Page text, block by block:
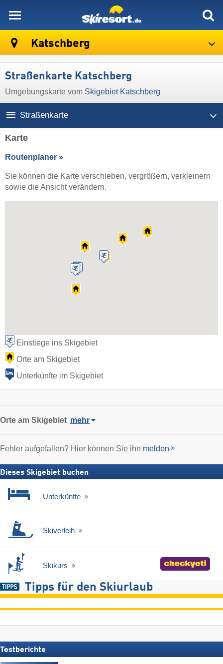
Katschberg
Straßenkarte Katschberg
Umgebungskarte vom Skigebiet Katschberg
Straßenkarte
Karte
Routenplaner »
Sie können die Karte verschieben, vergrößern, verkleinern
sowie die Ansicht verändern.
Einstiege ins Skigebiet
Orte am Skigebiet
Unterkünfte im Skigebiet
Orte am Skigebiet mehr
Fehler aufgefallen? Hier können Sie ihn melden
Dieses Skigebiet buchen
Unterkünfte
Skiverleih
Skikurs
Tipps für den Skiurlaub
Testberichte